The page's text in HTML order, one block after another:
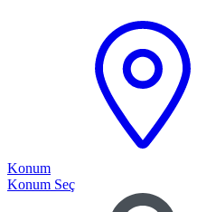
Konum
Konum Seç